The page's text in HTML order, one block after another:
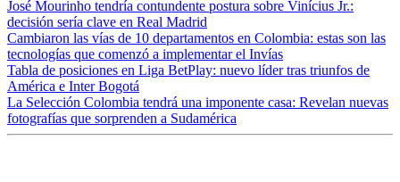
José Mourinho tendría contundente postura sobre Vinícius Jr.:
decisión sería clave en Real Madrid
Cambiaron las vías de 10 departamentos en Colombia: estas son las
tecnologías que comenzó a implementar el Invías
Tabla de posiciones en Liga BetPlay: nuevo líder tras triunfos de
América e Inter Bogotá
La Selección Colombia tendrá una imponente casa: Revelan nuevas
fotografías que sorprenden a Sudamérica